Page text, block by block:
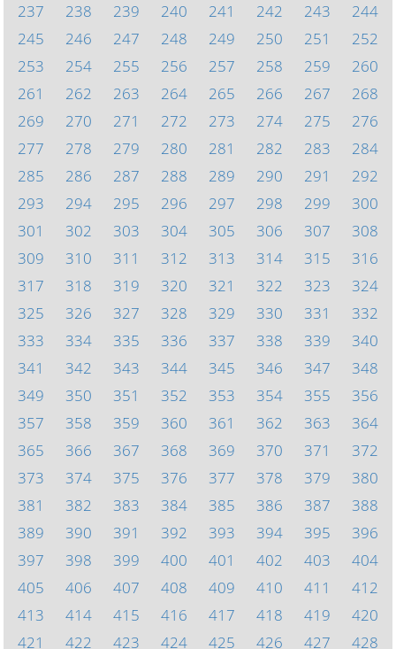
237
238 239 240 241 242 243
244
245
246 247 248 249 250 251
252
253
254 255 256 257 258 259
260
261
262 263 264 265 266 267
268
269
270 271 272 273 274 275
276
277
278 279 280 281 282 283
284
285
286 287 288 289 290 291
292
293
294 295 296 297 298 299
300
301
302 303 304 305 306 307
308
309
310 311 312 313 314 315
316
317
318 319 320 321 322 323
324
325
326 327 328 329 330 331
332
333
334 335 336 337 338 339
340
341
342 343 344 345 346 347
348
349
350 351 352 353 354 355
356
357
358 359 360 361 362 363
364
365
366 367 368 369 370 371
372
373
374 375 376 377 378 379
380
381
382 383 384 385 386 387
388
389
390 391 392 393 394 395
396
397
398 399 400 401 402 403
404
405
406 407 408 409 410 411
412
413
414 415 416 417 418 419
420
421
422 423 424 425 426 427 428